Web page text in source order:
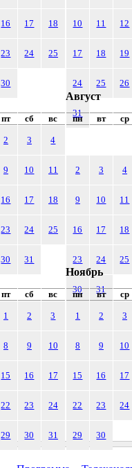
16 17 18
23 24 25
30
10 11 12
17 18 19
24 25 26
31
пт сб вс
2 3 4
9 10 11
16 17 18
23 24 25
30 31
Август
пн вт ср
2 3 4
9 10 11
16 17 18
23 24 25
30 31
пт сб вс
1 2 3
8 9 10
15 16 17
22 23 24
29 30 31
Ноябрь
пн вт ср
1 2 3
8 9 10
15 16 17
22 23 24
29 30